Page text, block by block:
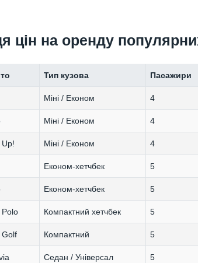
цін на оренду
Тип кузова Пасажири
Міні / Економ 4
Міні / Економ 4
Міні / Економ 4
Економ-хетчбек 5
Економ-хетчбек 5
Polo Компактний хетчбек 5
Golf Компактний 5
Седан / Універсал 5